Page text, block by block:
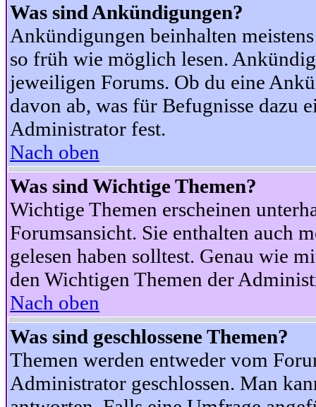
Was sind Ankündigungen?
Ankündigungen beinhalten
so früh wie möglich lesen.
jeweiligen Forums. Ob du eine
davon ab, was für Befugnisse dazu
Administrator fest.
Nach oben
Was sind Wichtige Themen?
Wichtige Themen erscheinen
Forumsansicht. Sie enthalten auch
gelesen haben solltest. Genau wie
den Wichtigen Themen der
Nach oben
Was sind geschlossene Themen?
Themen werden entweder vom
Administrator geschlossen. Man